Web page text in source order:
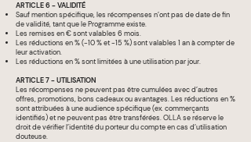
ARTICLE 6 - VALIDITÉ
Sauf mention spécifique, les récompenses n’ont pas de date de fin
de validité, tant que le Programme existe.
Les remises en € sont valables 6 mois.
Les réductions en % (-10 % et -15 %) sont valables 1 an à compter de
leur activation.
Les réductions en % sont limitées à une utilisation par jour.
ARTICLE 7 - UTILISATION
Les récompenses ne peuvent pas être cumulées avec d’autres
offres, promotions, bons cadeaux ou avantages. Les réductions en %
sont attribuées à une audience spécifique (ex. commerçants
identifiés) et ne peuvent pas être transférées. OLLA se réserve le
droit de vérifier l’identité du porteur du compte en cas d’utilisation
douteuse.